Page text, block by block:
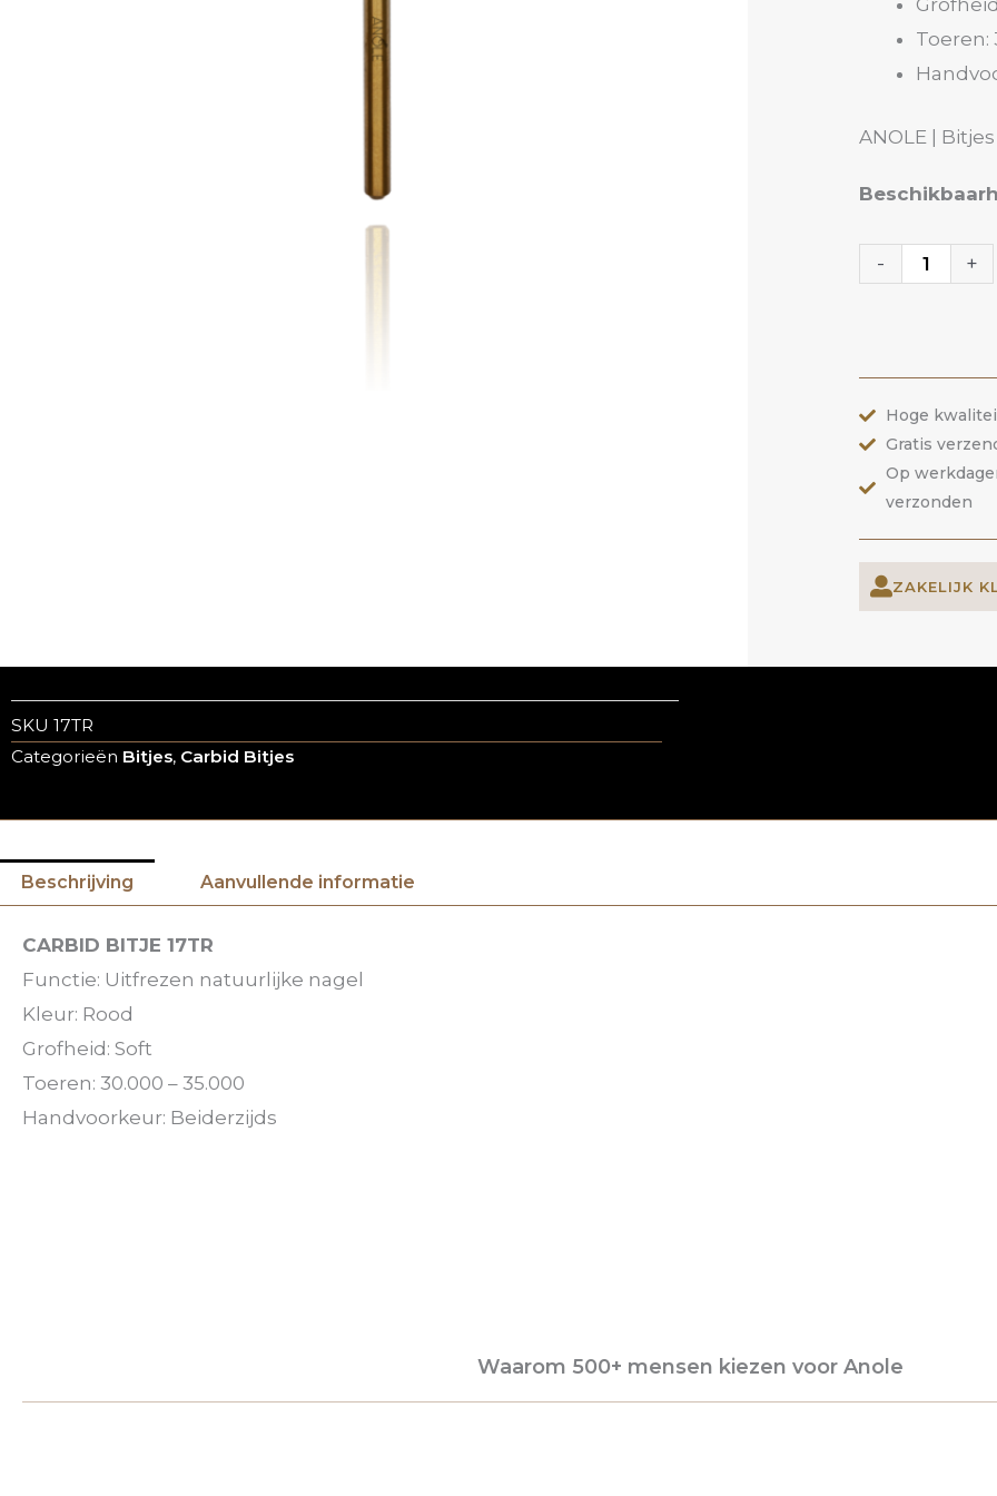
Toeren:
ANOLE |
-
Carbide
17TR
+
Hoge
Gratis
Op
verzonden
ZAKELIJK
SKU 17TR
Categorieën Bitjes, Carbid Bitjes
Beschrijving Aanvullende informatie
CARBID BITJE 17TR
Functie: Uitfrezen natuurlijke nagel
Kleur: Rood
Grofheid: Soft
Toeren: 30.000 – 35.000
Handvoorkeur: Beiderzijds
Waarom 500+ mensen kiezen voor Anole